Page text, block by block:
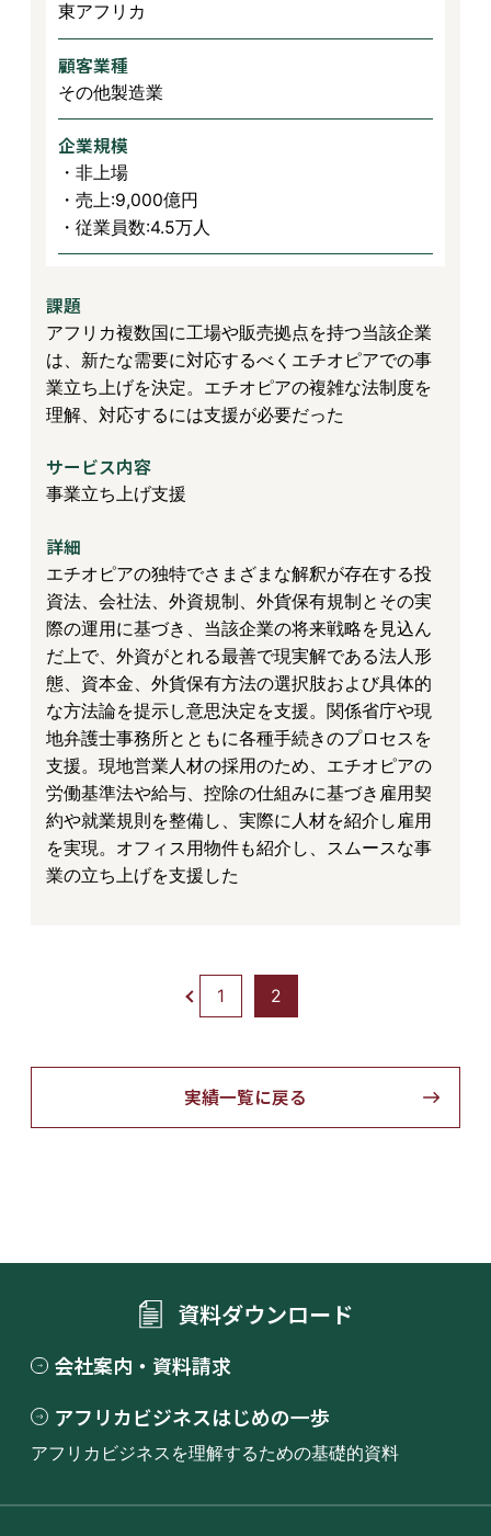
東アフリカ
顧客業種
その他製造業
企業規模
・非上場
・売上:9,000億円
・従業員数:4.5万人
課題
アフリカ複数国に工場や販売拠点を持つ当該企業
は、新たな需要に対応するべくエチオピアでの事
業立ち上げを決定。エチオピアの複雑な法制度を
理解、対応するには支援が必要だった
サービス内容
事業立ち上げ支援
詳細
エチオピアの独特でさまざまな解釈が存在する投
資法、会社法、外資規制、外貨保有規制とその実
際の運用に基づき、当該企業の将来戦略を見込ん
だ上で、外資がとれる最善で現実解である法人形
態、資本金、外貨保有方法の選択肢および具体的
な方法論を提示し意思決定を支援。関係省庁や現
地弁護士事務所とともに各種手続きのプロセスを
支援。現地営業人材の採用のため、エチオピアの
労働基準法や給与、控除の仕組みに基づき雇用契
約や就業規則を整備し、実際に人材を紹介し雇用
を実現。オフィス用物件も紹介し、スムースな事
業の立ち上げを支援した
1 2
実績一覧に戻る
資料ダウンロード
会社案内・資料請求
アフリカビジネスはじめの一歩
アフリカビジネスを理解するための基礎的資料